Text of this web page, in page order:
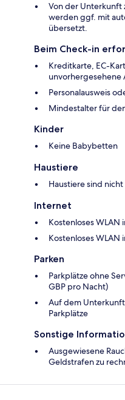
Von der
werden ggf. mit
übersetzt.
Beim Check-in
Kreditkarte, EC-
Personalausweis
Mindestalter für
Kinder
Keine Babybetten
Haustiere
Haustiere sind
Internet
Kostenloses
Kostenloses WLAN
Parken
Parkplätze ohne
GBP pro Nacht)
Auf dem
Parkplätze
Sonstige
Ausgewiesene
Geldstrafen zu